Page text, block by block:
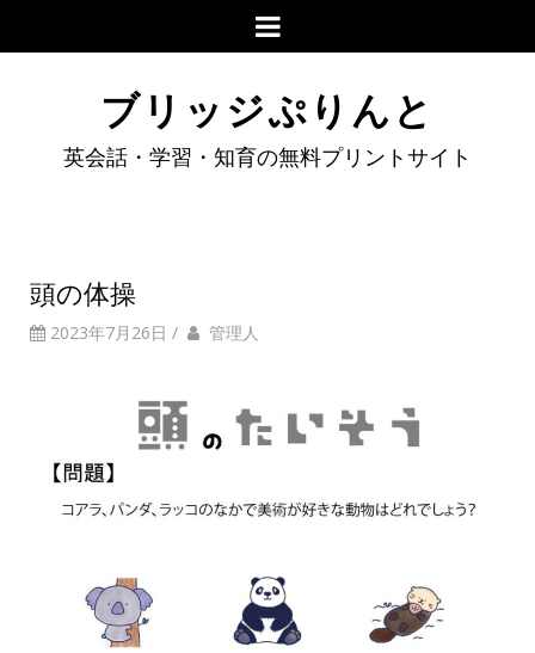
ブリッジぷりんと
英会話・学習・知育の無料プリントサイト
頭の体操
2023年7月26日 / 管理人